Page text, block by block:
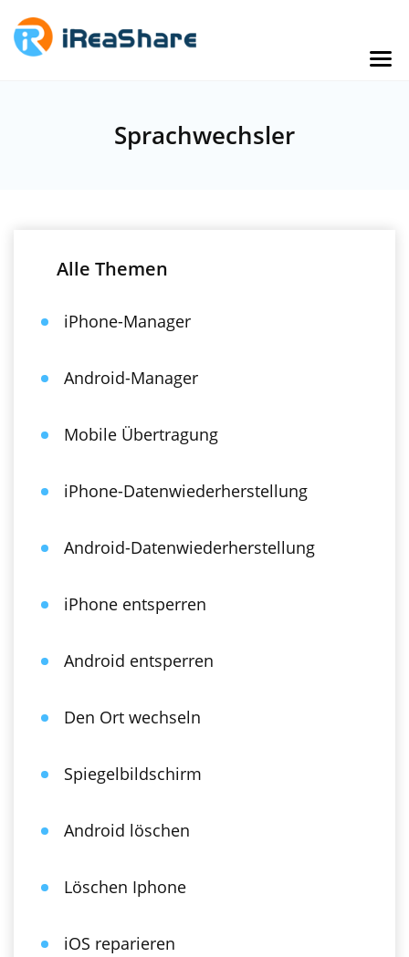
Sprachwechsler
Alle Themen
iPhone-Manager
Android-Manager
Mobile Übertragung
iPhone-Datenwiederherstellung
Android-Datenwiederherstellung
iPhone entsperren
Android entsperren
Den Ort wechseln
Spiegelbildschirm
Android löschen
Löschen Iphone
iOS reparieren